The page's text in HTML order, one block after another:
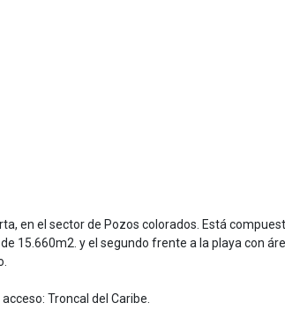
en el sector de Pozos colorados. Está
15.660m2. y el segundo frente a la playa con
Troncal del Caribe.